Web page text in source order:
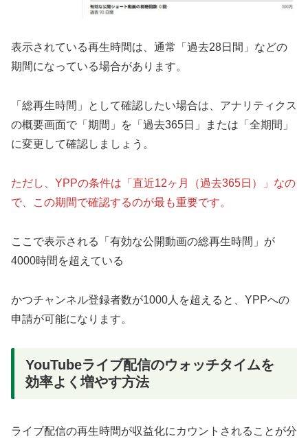
表示されている再生時間は、通常「過去28日間」などの
期間になっている場合があります。
「総再生時間」として確認したい場合は、アナリティクス
の概要画面で「期間」を「過去365日」または「全期間」
に変更して確認しましょう。
ただし、YPPの条件は「直近12ヶ月（過去365日）」なの
で、この期間で確認するのが最も重要です。
ここで表示される「有効な公開動画の総再生時間」が
4000時間を超えている
かつチャンネル登録者数が1000人を超えると、YPPへの
申請が可能になります。
YouTubeライブ配信のウォッチタイムを
効率よく増やす方法
ライブ配信の再生時間が収益化にカウントされることが分